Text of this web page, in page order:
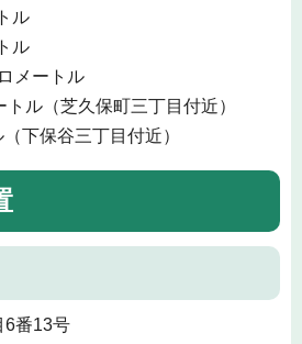
ル
ル
メートル
ル（芝久保町三丁目付近）
下保谷三丁目付近）
6番13号